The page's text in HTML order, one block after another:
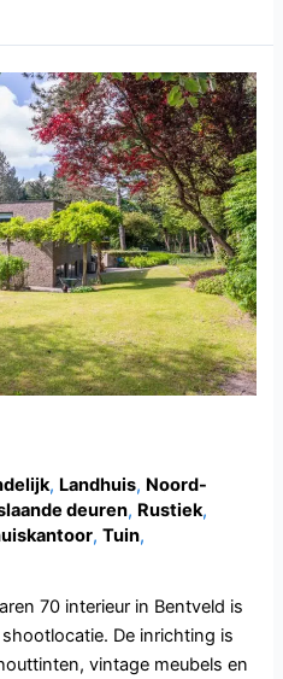
, Landhuis, Noord-
deuren, Rustiek,
,Tuin,
70 interieur in Bentveld is
De inrichting is
vintage meubels en